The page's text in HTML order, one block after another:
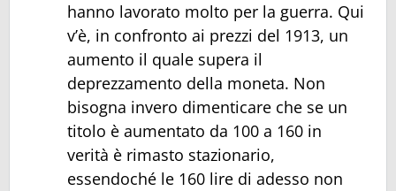
hanno lavorato molto per la guerra. Qui
v’è, in confronto ai prezzi del 1913, un
aumento il quale supera il
deprezzamento della moneta. Non
bisogna invero dimenticare che se un
titolo è aumentato da 100 a 160 in
verità è rimasto stazionario,
essendoché le 160 lire di adesso non